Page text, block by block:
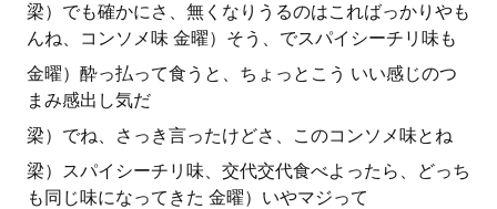
梁）でも確かにさ、無くなりうるのはこればっかりやも
んね、コンソメ味 金曜）そう、でスパイシーチリ味も
金曜）酔っ払って食うと、ちょっとこう いい感じのつ
まみ感出し気だ
梁）でね、さっき言ったけどさ、このコンソメ味とね
梁）スパイシーチリ味、交代交代食べよったら、どっち
も同じ味になってきた 金曜）いやマジって